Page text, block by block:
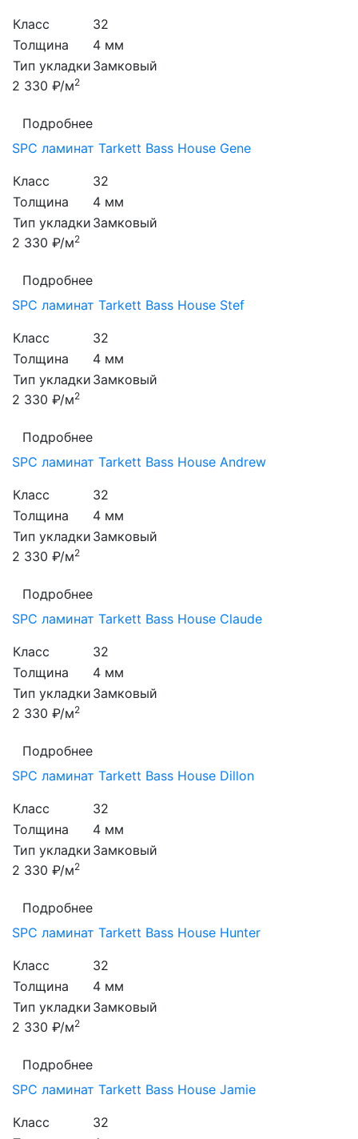
Класс
32
Толщина
4 мм
Тип укладки Замковый
2 330 ₽/м2
Подробнее
SPC ламинат Tarkett Bass House Gene
Класс
32
Толщина
4 мм
Тип укладки Замковый
2 330 ₽/м2
Подробнее
SPC ламинат Tarkett Bass House Stef
Класс
32
Толщина
4 мм
Тип укладки Замковый
2 330 ₽/м2
Подробнее
SPC ламинат Tarkett Bass House Andrew
Класс
32
Толщина
4 мм
Тип укладки Замковый
2 330 ₽/м2
Подробнее
SPC ламинат Tarkett Bass House Claude
Класс
32
Толщина
4 мм
Тип укладки Замковый
2 330 ₽/м2
Подробнее
SPC ламинат Tarkett Bass House Dillon
Класс
32
Толщина
4 мм
Тип укладки Замковый
2 330 ₽/м2
Подробнее
SPC ламинат Tarkett Bass House Hunter
Класс
32
Толщина
4 мм
Тип укладки Замковый
2 330 ₽/м2
Подробнее
SPC ламинат Tarkett Bass House Jamie
Класс
32